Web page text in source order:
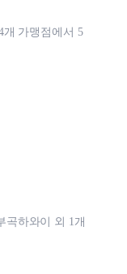
개 가맹점에서 5
곡하와이 외 1개